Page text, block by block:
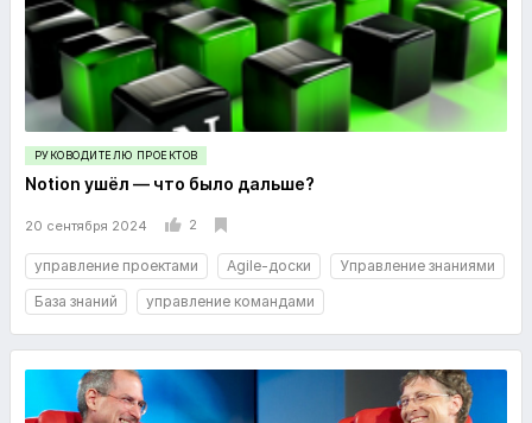
РУКОВОДИТЕЛЮ ПРОЕКТОВ
Notion ушёл — что было дальше?
20 сентября 2024 2
управление проектами Agile-доски
Управление знаниями
База знаний
управление командами